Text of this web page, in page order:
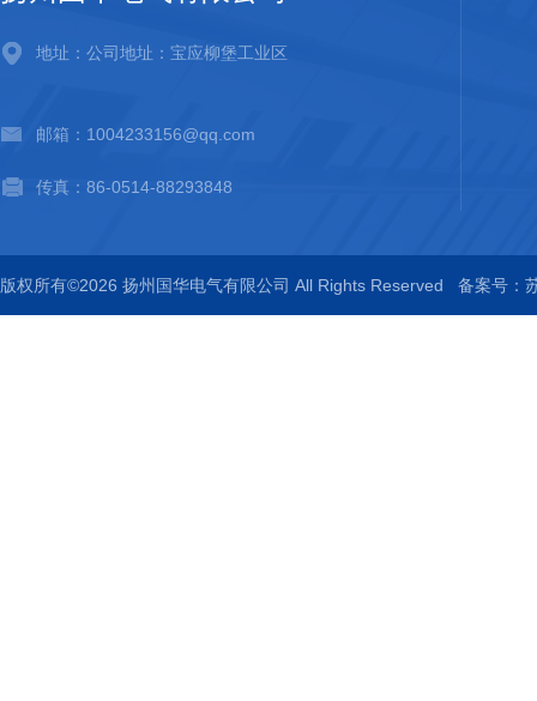
地址：公司地址：宝应柳堡工业区
邮箱：1004233156@qq.com
传真：86-0514-88293848
版权所有©2026 扬州国华电气有限公司 All Rights Reserved 备案号：